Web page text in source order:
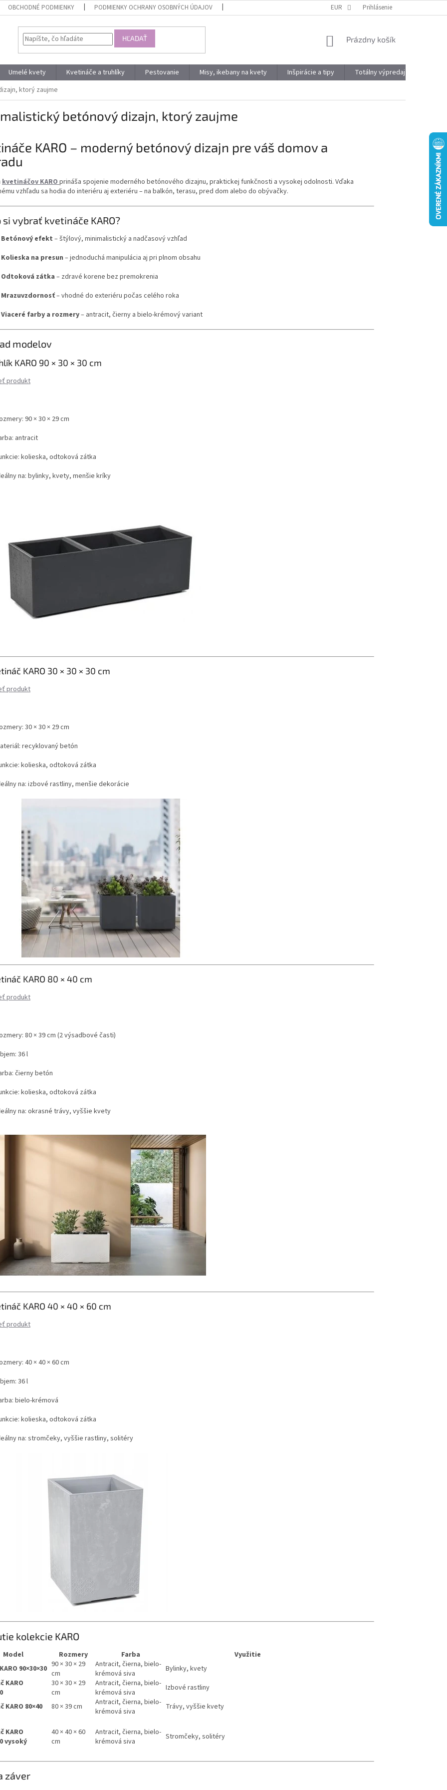
OBCHODNÉ PODMIENKY PODMIENKY OCHRANY OSOBNÝCH ÚDAJOV OBJEMOVÉ ZĽAVY VÝHODY REGISTRÁCIE
EUR Prihlásenie
HĽADAŤ
NÁKUPNÝ
Prázdny košík
Umelé kvety Kvetináče a truhlíky Pestovanie Misy, ikebany na kvety Inšpirácie a tipy Totálny výpredaj
ktorý zaujme
betónový dizajn, ktorý zaujme
KARO – moderný betónový dizajn pre váš domov a
kvetináčov KARO prináša spojenie moderného betónového dizajnu, praktickej funkčnosti a vysokej odolnosti. Vďaka
vzhľadu sa hodia do interiéru aj exteriéru – na balkón, terasu, pred dom alebo do obývačky.
si vybrať kvetináče KARO?
Betónový efekt – štýlový, minimalistický a nadčasový vzhľad
Kolieska na presun – jednoduchá manipulácia aj pri plnom obsahu
Odtoková zátka – zdravé korene bez premokrenia
Mrazuvzdornosť– vhodné do exteriéru počas celého roka
Viaceré farby a rozmery– antracit, čierny a bielo-krémový variant
modelov
KARO 90 × 30 × 30 cm
produkt
90 × 30 × 29 cm
antracit
kolieska, odtoková zátka
na: bylinky, kvety, menšie kríky
KARO 30 × 30 × 30 cm
produkt
30 × 30 × 29 cm
recyklovaný betón
kolieska, odtoková zátka
na: izbové rastliny, menšie dekorácie
KARO 80 × 40 cm
produkt
80 × 39 cm (2 výsadbové časti)
36 l
čierny betón
kolieska, odtoková zátka
na: okrasné trávy, vyššie kvety
KARO 40 × 40 × 60 cm
produkt
40 × 40 × 60 cm
36 l
bielo-krémová
kolieska, odtoková zátka
na: stromčeky, vyššie rastliny, solitéry
kolekcie KARO
Model Rozmery Farba
Využitie
90×30×30 90 × 30 × 29
cm
Antracit, čierna, bielo-
krémová siva
Bylinky, kvety
KARO
30 × 30 × 29
cm
Antracit, čierna, bielo-
krémová siva
Izbové rastliny
KARO 80×40
80 × 39 cm
Antracit, čierna, bielo-
krémová siva
Trávy, vyššie kvety
KARO
vysoký
40 × 40 × 60
cm
Antracit, čierna, bielo-
krémová siva
Stromčeky, solitéry
záver